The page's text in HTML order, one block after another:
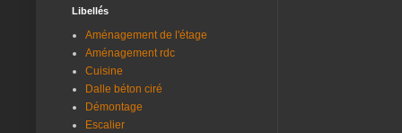
Libellés
Aménagement de l'étage
Aménagement rdc
Cuisine
Dalle béton ciré
Démontage
Escalier